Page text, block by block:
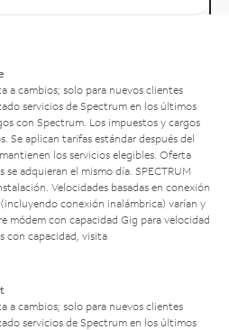
cambios; solo para nuevos clientes
servicios de Spectrum en los últimos
con Spectrum. Los impuestos y cargos
Se aplican tarifas estándar después del
los servicios elegibles. Oferta
se adquieran el mismo día. SPECTRUM
Velocidades basadas en conexión
conexión inalámbrica) varían y
módem con capacidad Gig para velocidad
con capacidad, visita
cambios; solo para nuevos clientes
servicios de Spectrum en los últimos